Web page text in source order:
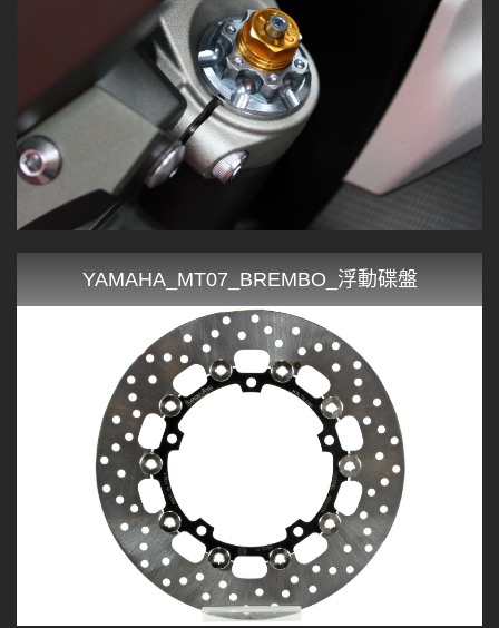
YAMAHA_MT07_BREMBO_浮動碟盤